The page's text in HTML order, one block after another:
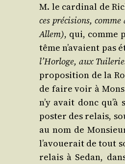
M. le car­di­nal de
ces pré­ci­sions,
Allem), qui, comme
tême n’avaient pas
l’Horloge, aux
pro­po­si­tion de la
de faire voir à
n’y avait donc
pos­ter des relais,
au nom de
l’avouerait de tout
relais à Sedan,